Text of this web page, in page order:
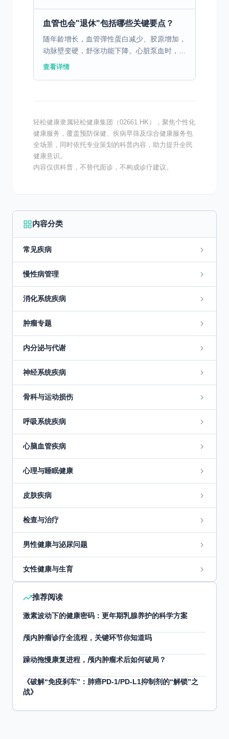
血管也会"退休"包括哪些关键要点？
随年龄增长，血管弹性蛋白减少、胶原增加，
动脉壁变硬，舒张功能下降。心脏泵血时，失
去弹性缓冲，收缩压明显升高——这是不可抗
查看详情
轻松健康隶属轻松健康集团（02661.HK），聚焦个性化
健康服务，覆盖预防保健、疾病早筛及综合健康服务包
全场景，同时依托专业策划的科普内容，助力提升全民
健康意识。
内容仅供科普，不替代面诊，不构成诊疗建议。
内容分类
常见疾病
慢性病管理
消化系统疾病
肿瘤专题
内分泌与代谢
神经系统疾病
骨科与运动损伤
呼吸系统疾病
心脑血管疾病
心理与睡眠健康
皮肤疾病
检查与治疗
男性健康与泌尿问题
女性健康与生育
推荐阅读
激素波动下的健康密码：更年期乳腺养护的科学方案
颅内肿瘤诊疗全流程，关键环节你知道吗
躁动拖慢康复进程，颅内肿瘤术后如何破局？
《破解“免疫刹车”：肺癌PD-1/PD-L1抑制剂的“解锁”之
战》